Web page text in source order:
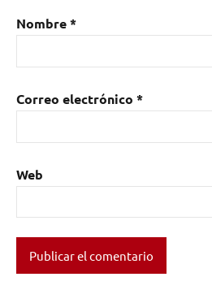
Nombre*
Correo electrónico *
Web